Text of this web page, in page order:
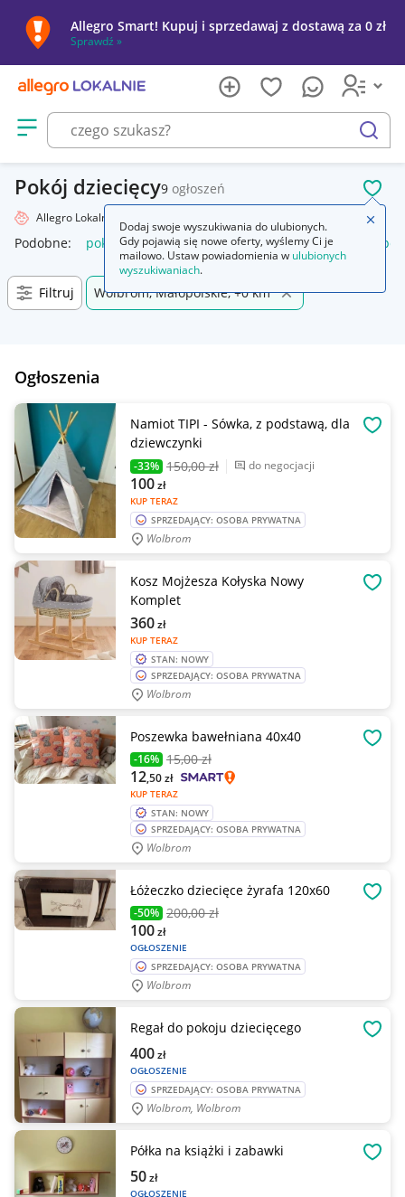
Allegro Smart! Kupuj i sprzedawaj z dostawą za 0 zł
Sprawdź »
Otwórz menu z kategoriami
szukaj
Pokój dziecięcy9 ogłoszeń
Allegro Lokalnie
Podobne: pokój dziecięcy tapeta pokój dziecięcy meble
Filtruj Wolbrom, Małopolskie, +0 km
Ogłoszenia
Namiot TIPI - Sówka, z podstawą, dla
dziewczynki
-33% 150,00 zł do negocjacji
KUP TERAZ
100zł
SPRZEDAJĄCY: OSOBA PRYWATNA
Wolbrom
Kosz Mojżesza Kołyska Nowy
Komplet
KUP TERAZ
360zł
STAN: NOWY
SPRZEDAJĄCY: OSOBA PRYWATNA
Wolbrom
Poszewka bawełniana 40x40
-16% 15,00 zł
KUP TERAZ
12,50zł
STAN: NOWY
SPRZEDAJĄCY: OSOBA PRYWATNA
Wolbrom
Łóżeczko dziecięce żyrafa 120x60
-50% 200,00 zł
OGŁOSZENIE
100zł
SPRZEDAJĄCY: OSOBA PRYWATNA
Wolbrom
Regał do pokoju dziecięcego
OGŁOSZENIE
400zł
SPRZEDAJĄCY: OSOBA PRYWATNA
Wolbrom, Wolbrom
Półka na książki i zabawki
OGŁOSZENIE
50zł
Dodaj swoje wyszukiwania do ulubionych.
Gdy pojawią się nowe oferty, wyślemy Ci je
mailowo. Ustaw powiadomienia w ulubionych
wyszukiwaniach.